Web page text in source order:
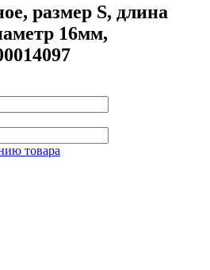
размер S, длина
16мм,
товара